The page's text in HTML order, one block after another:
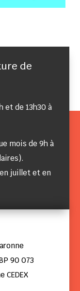
de
et de 13h30 à
mois de 9h à
juillet et en
90 073
CEDEX